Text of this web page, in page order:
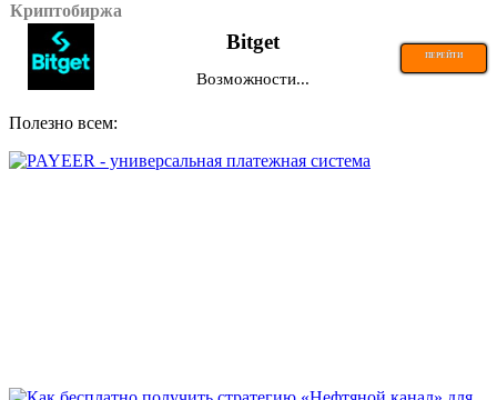
Криптобиржа
Bitget
ПЕРЕЙТИ
Возможности...
Полезно всем: